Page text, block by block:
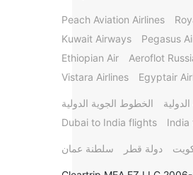
Peach Aviation Airlines
Pegasus
Kuwait Airways
Aeroflot
Ethiopian Air
Egyptair
Vistara Airlines
الخطوط الجوية الدولية
India
Dubai to India flights
دولة قطر سلطنة عمان